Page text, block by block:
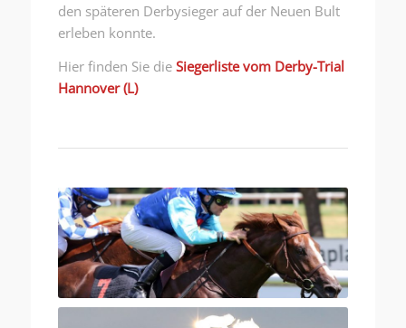
den späteren Derbysieger auf der Neuen Bult
erleben konnte.
Hier finden Sie die Siegerliste vom Derby-Trial
Hannover (L)